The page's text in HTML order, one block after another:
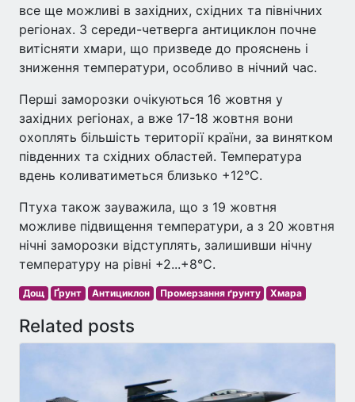
все ще можливі в західних, східних та північних
регіонах. З середи-четверга антициклон почне
витісняти хмари, що призведе до прояснень і
зниження температури, особливо в нічний час.
Перші заморозки очікуються 16 жовтня у
західних регіонах, а вже 17-18 жовтня вони
охоплять більшість території країни, за винятком
південних та східних областей. Температура
вдень коливатиметься близько +12°C.
Птуха також зауважила, що з 19 жовтня
можливе підвищення температури, а з 20 жовтня
нічні заморозки відступлять, залишивши нічну
температуру на рівні +2...+8°C.
Дощ Ґрунт Антициклон Промерзання ґрунту Хмара
Related posts